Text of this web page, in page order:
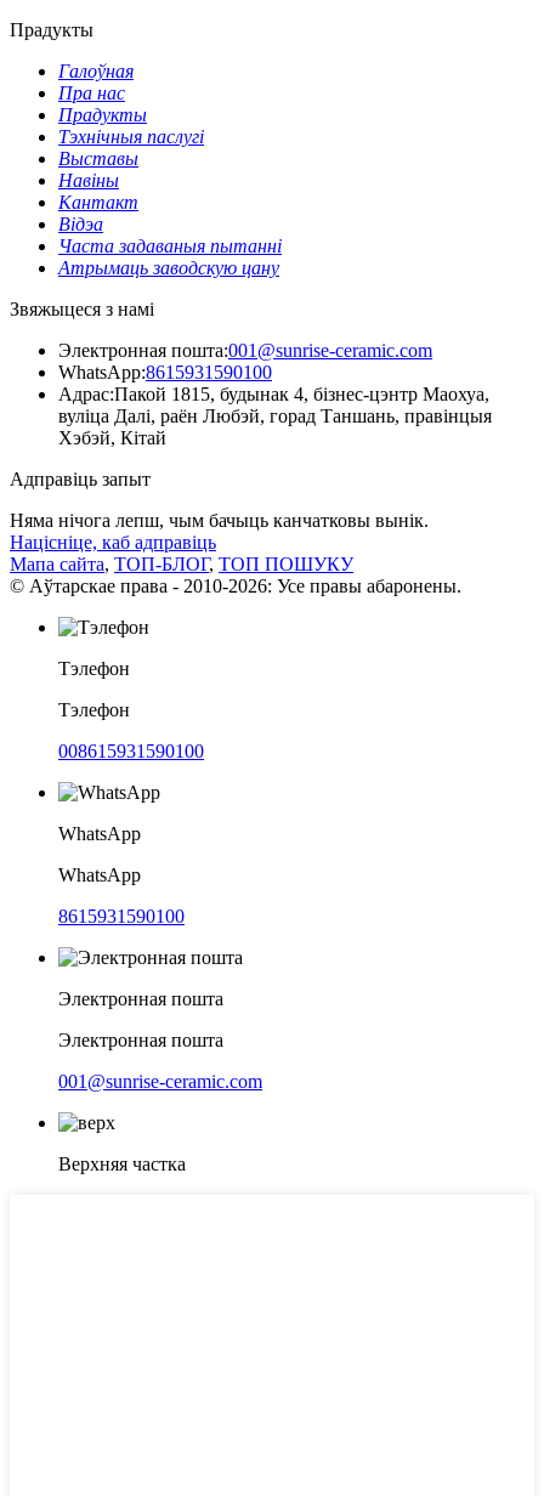
Прадукты
Галоўная
Пра нас
Прадукты
Тэхнічныя паслугі
Выставы
Навіны
Кантакт
Відэа
Часта задаваныя пытанні
Атрымаць заводскую цану
Звяжыцеся з намі
Электронная пошта:001@sunrise-ceramic.com
WhatsApp:8615931590100
Адрас:Пакой 1815, будынак 4, бізнес-цэнтр Маохуа,
вуліца Далі, раён Любэй, горад Таншань, правінцыя
Хэбэй, Кітай
Адправіць запыт
Няма нічога лепш, чым бачыць канчатковы вынік.
Націсніце, каб адправіць
Мапа сайта, ТОП-БЛОГ, ТОП ПОШУКУ
© Аўтарскае права - 2010-2026: Усе правы абаронены.
Тэлефон
Тэлефон
008615931590100
WhatsApp
WhatsApp
8615931590100
Электронная пошта
Электронная пошта
001@sunrise-ceramic.com
Верхняя частка